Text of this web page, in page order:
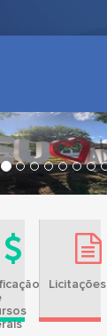
Licitações